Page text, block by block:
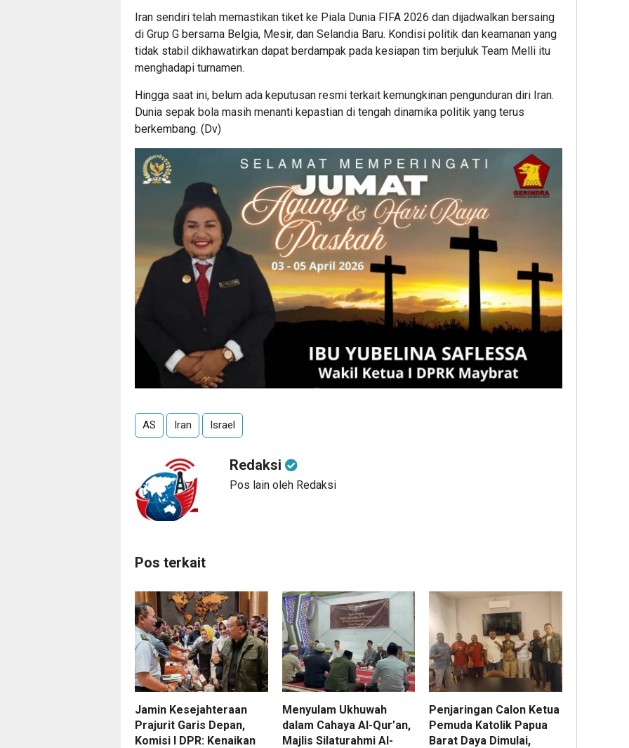
Iran sendiri telah memastikan tiket ke Piala Dunia FIFA 2026 dan dijadwalkan bersaing
di Grup G bersama Belgia, Mesir, dan Selandia Baru. Kondisi politik dan keamanan yang
tidak stabil dikhawatirkan dapat berdampak pada kesiapan tim berjuluk Team Melli itu
menghadapi turnamen.
Hingga saat ini, belum ada keputusan resmi terkait kemungkinan pengunduran diri Iran.
Dunia sepak bola masih menanti kepastian di tengah dinamika politik yang terus
berkembang. (Dv)
AS Iran Israel
Redaksi
Pos lain oleh Redaksi
Pos terkait
Jamin Kesejahteraan
Prajurit Garis Depan,
Komisi I DPR: Kenaikan
Menyulam Ukhuwah
dalam Cahaya Al-Qur’an,
Majlis Silaturahmi Al-
Penjaringan Calon Ketua
Pemuda Katolik Papua
Barat Daya Dimulai,